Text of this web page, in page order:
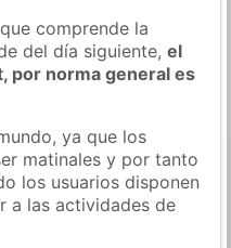
comprende la
del día siguiente,el
por norma general es
ya que los
matinales y por tanto
los usuarios disponen
a las actividades de